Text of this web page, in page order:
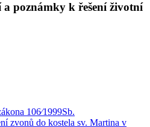
poznámky k řešení životní
106⁄1999Sb.
zvonů do kostela sv. Martina v